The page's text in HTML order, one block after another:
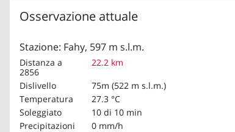
Osservazione attuale
Stazione: Fahy, 597 m s.l.m.
Distanza a
2856
22.2 km
Dislivello
75m (522 m s.l.m.)
Temperatura
27.3 °C
Soleggiato
10 di 10 min
Precipitazioni
0 mm/h